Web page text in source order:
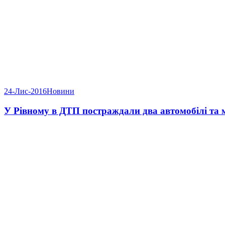
24-Лис-2016Новини
У Рівному в ДТП постраждали два автомобілі та